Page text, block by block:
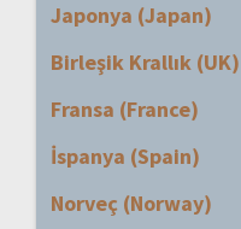
Japonya (Japan)
Birleşik Krallık (UK)
Fransa (France)
İspanya (Spain)
Norveç (Norway)